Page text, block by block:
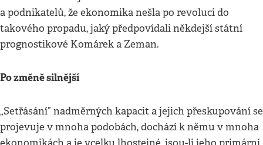
a podnikatelů, že ekonomika nešla po revoluci do
takového propadu, jaký předpovídali někdejší státní
prognostikové Komárek a Zeman.
Po změně silnější
„Setřásání” nadměrných kapacit a jejich přeskupování se
projevuje v mnoha podobách, dochází k němu v mnoha